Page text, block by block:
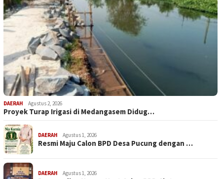
DAERAH Agustus 2, 2026
Proyek Turap Irigasi di Medangasem Didug…
DAERAH Agustus 1, 2026
Resmi Maju Calon BPD Desa Pucung dengan …
DAERAH Agustus 1, 2026